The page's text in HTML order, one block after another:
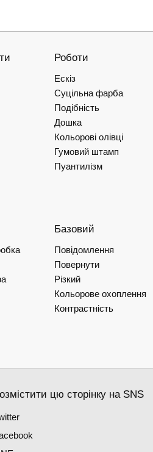
Роботи
Ескіз
Суцільна фарба
Подібність
Дошка
Кольорові олівці
Гумовий штамп
Пуантилізм
Базовий
Повідомлення
Повернути
Різкий
Кольорове охоплення
Контрастність
цю сторінку на SNS